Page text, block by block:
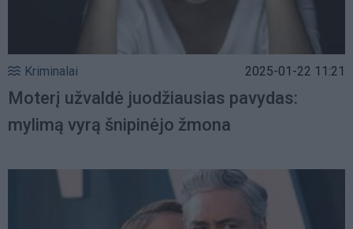
Kriminalai 2025-01-22 11:21
Moterį užvaldė juodžiausias pavydas:
mylimą vyrą šnipinėjo žmona